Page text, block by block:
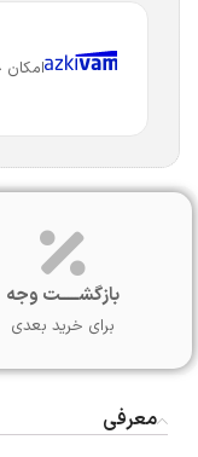
امکان
بازگشـــــت وجه
برای خرید بعدی
معرفی